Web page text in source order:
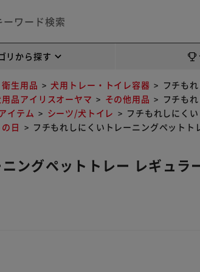
リから探す
生用品 犬用トレー・トイレ容器
フチも
品アイリスオーヤマ その他用品
フチも
イテム シーツ/犬トイレ
フチもれしにく
日 フチもれしにくいトレーニングペット
ングペットトレー レギュラ